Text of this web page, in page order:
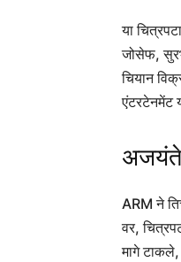
या
जोसेफ,
चियान
एंटरटेनमेंट
अजयंते
ARM ने
वर,
मागे